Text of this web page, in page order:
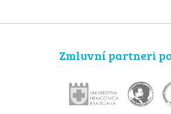
Zmluvní partneri